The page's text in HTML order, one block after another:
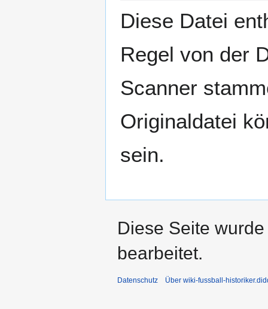
Diese Datei
Regel von der
Scanner
Originaldatei
sein.
Diese Seite
bearbeitet.
Datenschutz Über wiki-fussball-